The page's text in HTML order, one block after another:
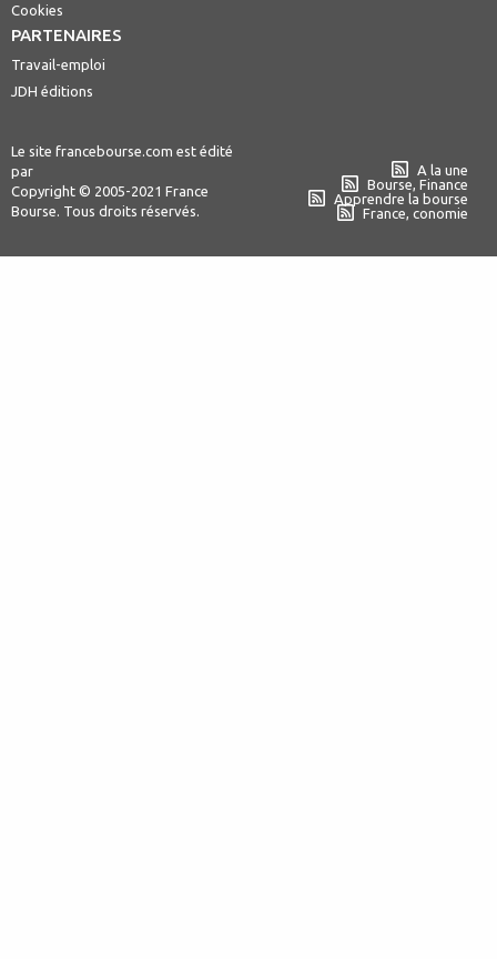
Cookies
PARTENAIRES
Travail-emploi
JDH éditions
Le site francebourse.com est édité
par
Copyright © 2005-2021 France
Bourse. Tous droits réservés.
A la une
Bourse, Finance
Apprendre la bourse
France, conomie